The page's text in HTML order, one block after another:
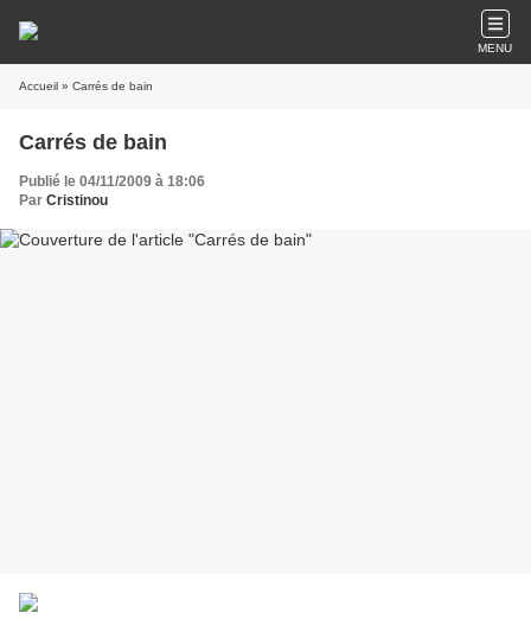
MENU
Accueil » Carrés de bain
Carrés de bain
Publié le 04/11/2009 à 18:06
Par Cristinou